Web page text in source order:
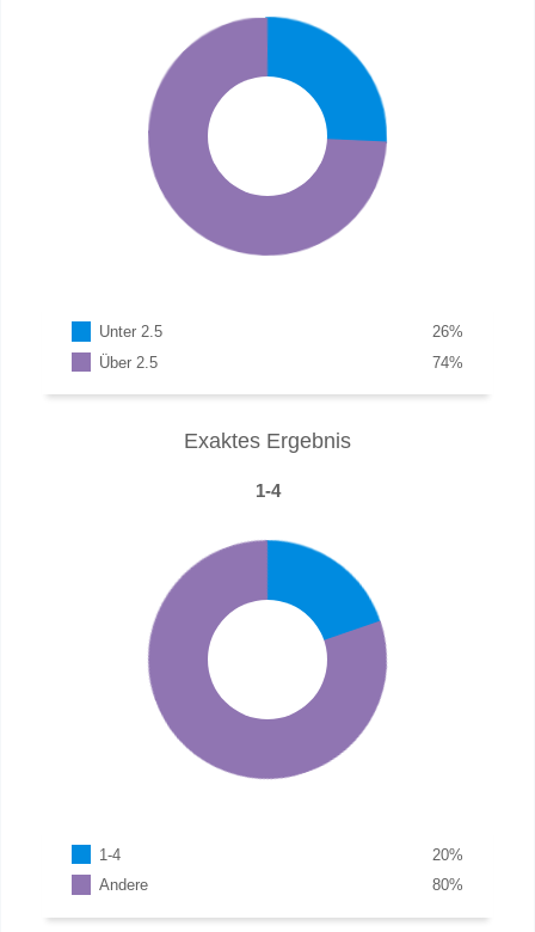
Unter 2.5 %
26
Über 2.5
%
74
Exaktes Ergebnis
1-4
1-4 %
20
Andere
%
80